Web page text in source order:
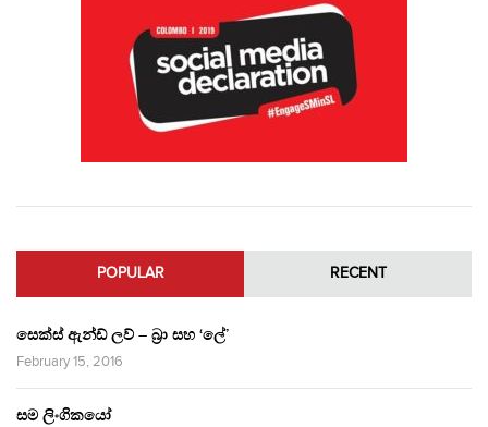
POPULAR RECENT
සෙක්ස් ඇන්ඩ් ලව් – බ්‍රා සහ ‘ලේ’
February 15, 2016
සම ලිංගිකයෝ